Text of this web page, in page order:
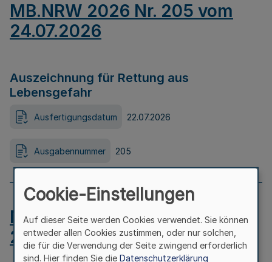
MB.NRW 2026 Nr. 205 vom
24.07.2026
Auszeichnung für Rettung aus
Lebensgefahr
Ausfertigungsdatum 22.07.2026
Ausgabennummer 205
MB.NRW 2026 Nr. 204 vom
24.07.2026
Cookie-Einstellungen
Auf dieser Seite werden Cookies verwendet. Sie können
entweder allen Cookies zustimmen, oder nur solchen,
die für die Verwendung der Seite zwingend erforderlich
sind. Hier finden Sie die Datenschutzerklärung